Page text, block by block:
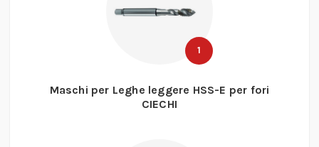
1
Maschi per Leghe leggere HSS-E per fori
CIECHI